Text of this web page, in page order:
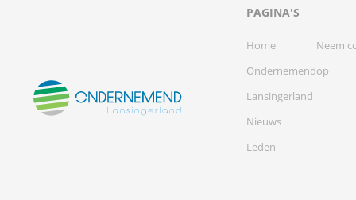
PAGINA'S
Home
Ondernemend
Lansingerland
Nieuws
Leden
Neem
op